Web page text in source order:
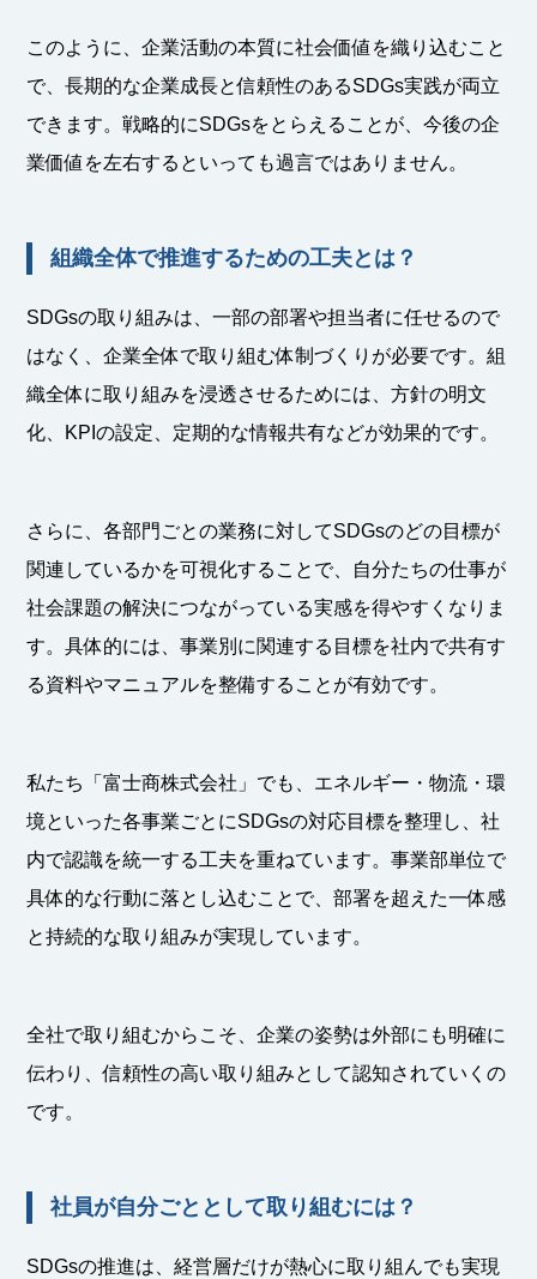
このように、企業活動の本質に社会価値を織り込むこと
で、長期的な企業成長と信頼性のあるSDGs実践が両立
できます。戦略的にSDGsをとらえることが、今後の企
業価値を左右するといっても過言ではありません。
組織全体で推進するための工夫とは？
SDGsの取り組みは、一部の部署や担当者に任せるので
はなく、企業全体で取り組む体制づくりが必要です。組
織全体に取り組みを浸透させるためには、方針の明文
化、KPIの設定、定期的な情報共有などが効果的です。
さらに、各部門ごとの業務に対してSDGsのどの目標が
関連しているかを可視化することで、自分たちの仕事が
社会課題の解決につながっている実感を得やすくなりま
す。具体的には、事業別に関連する目標を社内で共有す
る資料やマニュアルを整備することが有効です。
私たち「富士商株式会社」でも、エネルギー・物流・環
境といった各事業ごとにSDGsの対応目標を整理し、社
内で認識を統一する工夫を重ねています。事業部単位で
具体的な行動に落とし込むことで、部署を超えた一体感
と持続的な取り組みが実現しています。
全社で取り組むからこそ、企業の姿勢は外部にも明確に
伝わり、信頼性の高い取り組みとして認知されていくの
です。
社員が自分ごととして取り組むには？
SDGsの推進は、経営層だけが熱心に取り組んでも実現